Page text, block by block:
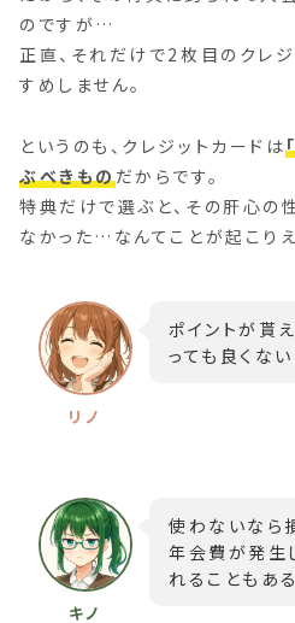
のですが…
正直、それだけで2枚目のクレ
すめしません。
というのも、クレジットカードは
ぶべきものだからです。
特典だけで選ぶと、その肝心の
なかった…なんてことが起こりえ
ポイントが貰
っても良くない
使わないなら
年会費が発生
れることもある